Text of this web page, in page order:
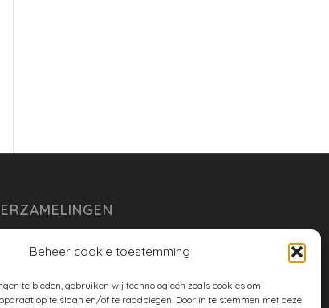
Beheer cookie toestemming
te bieden, gebruiken wij technologieën zoals cookies om
op te slaan en/of te raadplegen. Door in te stemmen met deze